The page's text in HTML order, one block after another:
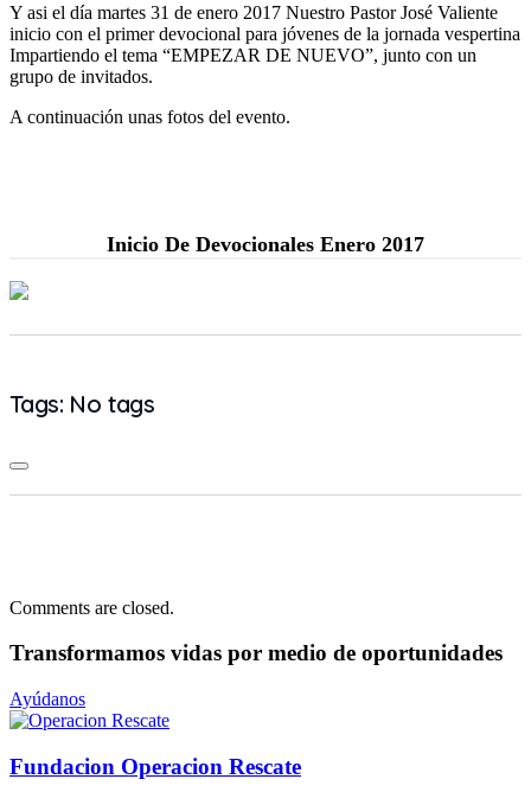
Y asi el día martes 31 de enero 2017 Nuestro Pastor José Valiente
inicio con el primer devocional para jóvenes de la jornada vespertina
Impartiendo el tema “EMPEZAR DE NUEVO”, junto con un
grupo de invitados.
A continuación unas fotos del evento.
Inicio De Devocionales Enero 2017
Tags: No tags
Comments are closed.
Transformamos vidas por medio de oportunidades
Ayúdanos
Fundacion Operacion Rescate